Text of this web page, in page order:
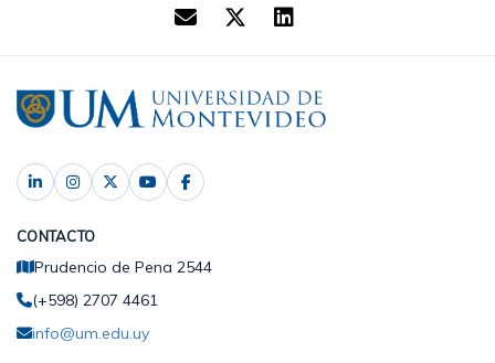
CONTACTO
Prudencio de Pena 2544
(+598) 2707 4461
info@um.edu.uy